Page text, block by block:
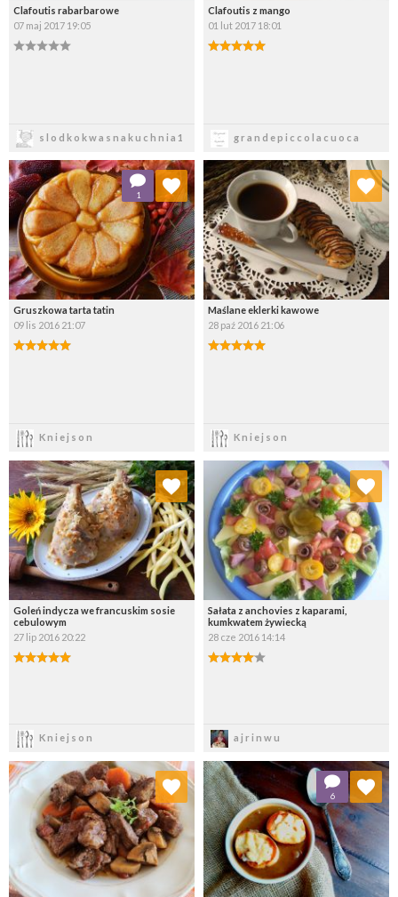
Clafoutis rabarbarowe
07 maj 2017 19:05
slodkokwasnakuchnia1
Clafoutis z mango
01 lut 2017 18:01
grandepiccolacuoca
Gruszkowa tarta tatin
09 lis 2016 21:07
Kniejson
1
Dodaj do ulubionych
Wybierz listę:
Maślane eklerki kawowe
28 paź 2016 21:06
Kniejson
Dodaj do ulubionych
Wybierz listę:
Goleń indycza we francuskim sosie
cebulowym
27 lip 2016 20:22
Kniejson
Dodaj do ulubionych
Wybierz listę:
Sałata z anchovies z kaparami,
kumkwatem żywiecką
28 cze 2016 14:14
ajrinwu
Dodaj do ulubionych
Wybierz listę:
Dodaj do ulubionych
Wybierz listę:
6
Dodaj do ulubionych
Wybierz listę: